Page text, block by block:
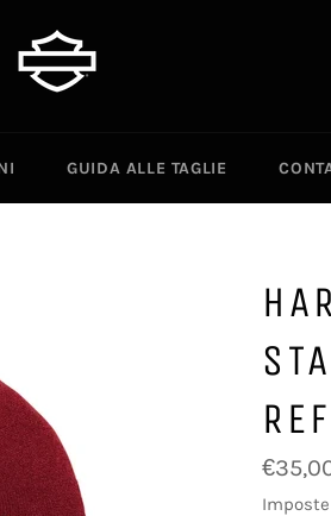
GUIDA ALLE TAGLIE
Prezzo
di
listino